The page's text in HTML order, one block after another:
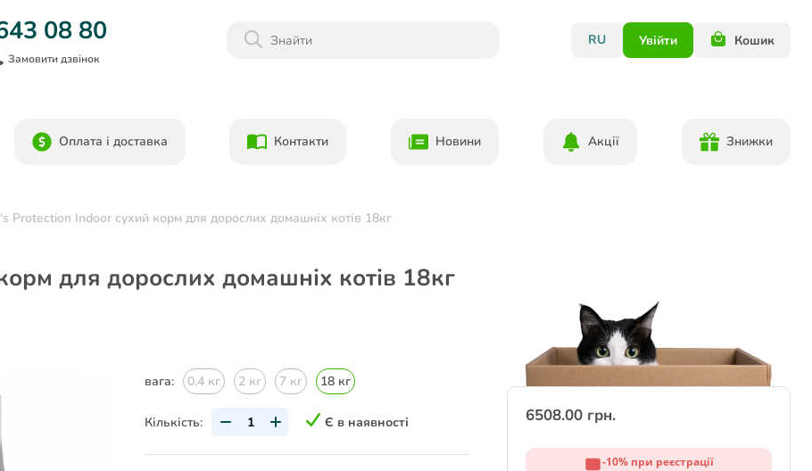
Даруємо 1000гр на бонусний рахунок при реєстрації!)
08 80
Замовити дзвінок
RU Увійти Кошик
Оплата і доставка Контакти Новини Акції Знижки
Protection Indoor cухий корм для дорослих домашніх котів 18кг
для дорослих домашніх котів 18кг
вага: 0.4 кг 2 кг 7 кг 18 кг
Кількість: Є в наявності 6508.00 грн.
-10% при реєстрації